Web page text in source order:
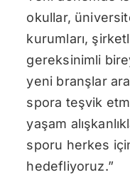
okullar,
kurumları,
gereksinimli
yeni branşlar
spora teşvik
yaşam
sporu herkes
hedefliyoruz.”